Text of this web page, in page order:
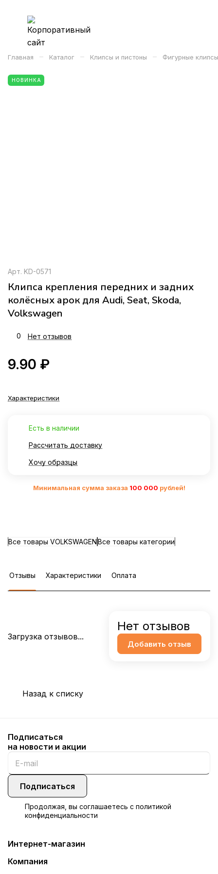
Главная – Каталог – Клипсы и пистоны – Фигурные
НОВИНКА
Арт. KD-0571
Клипса крепления передних и задних
колёсных арок для Audi, Seat, Skoda,
Volkswagen
0 Нет отзывов
9.90 ₽
Характеристики
Есть в наличии
Рассчитать доставку
Хочу образцы
Минимальная сумма заказа 100 000 рублей!
Все товары VOLKSWAGENВсе товары категории
Отзывы Характеристики Оплата
Загрузка отзывов...
Нет отзывов
Добавить отзыв
Назад к списку
Подписаться
на новости и акции
Подписаться
Продолжая, вы соглашаетесь с политикой
конфиденциальности
Интернет-магазин
Компания